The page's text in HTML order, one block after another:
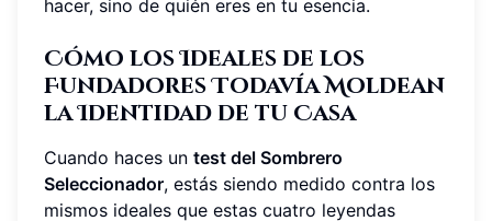
hacer, sino de quién eres en tu esencia.
Cómo los Ideales de los
Fundadores Todavía Moldean
la Identidad de tu Casa
Cuando haces un test del Sombrero
Seleccionador, estás siendo medido contra los
mismos ideales que estas cuatro leyendas